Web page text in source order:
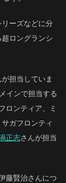
ーズなどに分
ロングランシ
が担当していま
インで担当する
ロンティア、ミ
ガフロンティ
正志さんが担当
藤賢治さんにつ